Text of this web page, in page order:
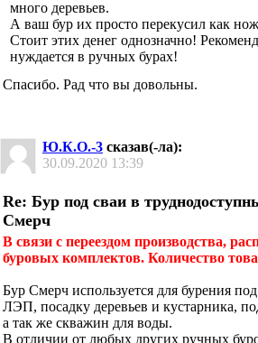
много деревьев.
А ваш бур их просто перекусил как
Стоит этих денег однозначно!
нуждается в ручных бурах!
Спасибо. Рад что вы довольны.
Ю.К.О.-3 сказав(-ла):
30.09.2020 13:39
Re: Бур под сваи в
Смерч
В связи с переездом производства,
буровых комплектов. Количество
Бур Смерч используется для бурения
ЛЭП, посадку деревьев и кустарника,
а так же скважин для воды.
В отличии от любых других ручных